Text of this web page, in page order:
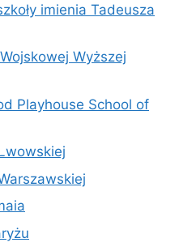
imienia Tadeusza
Wyższej
Playhouse School of